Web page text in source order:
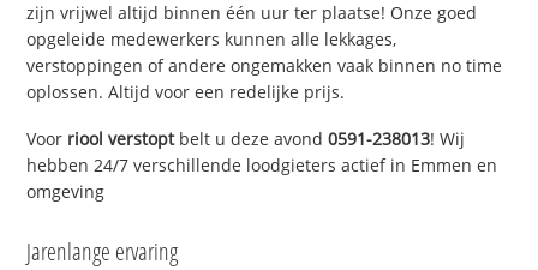
zijn vrijwel altijd binnen één uur ter plaatse! Onze goed
opgeleide medewerkers kunnen alle lekkages,
verstoppingen of andere ongemakken vaak binnen no time
oplossen. Altijd voor een redelijke prijs.
Voor riool verstoptbelt u deze avond0591-238013! Wij
hebben 24/7 verschillende loodgieters actief in Emmen en
omgeving
Jarenlange ervaring